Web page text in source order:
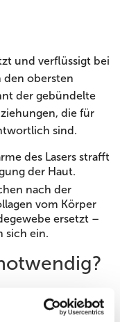
und verflüssigt bei
den obersten
der gebündelte
die für
sind.
des Lasers strafft
der Haut.
nach der
vom Körper
ersetzt –
sich ein.
Tumeszenz
eine stark